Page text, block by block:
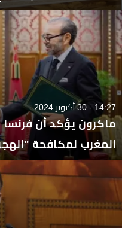
14:27 - 30 أكتوبر 2024
ماكرون يؤكد أن
المغرب لمكافحة